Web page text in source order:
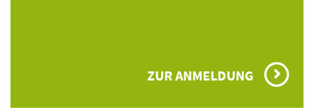
ZUR ANMELDUNG